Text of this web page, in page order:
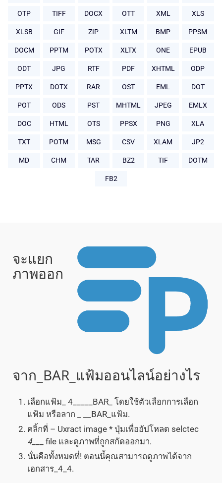
OTP TIFF DOCX OTT XML XLS
XLSB GIF ZIP XLTM BMP PPSM
DOCM PPTM POTX XLTX ONE EPUB
ODT JPG RTF PDF XHTML ODP
PPTX DOTX RAR OST EML DOT
POT ODS PST MHTML JPEG EMLX
DOC HTML OTS PPSX PNG XLA
TXT POTM MSG CSV XLAM JP2
MD CHM TAR BZ2 TIF DOTM
FB2
จะแยก
ภาพออก
จาก_BAR_แฟ้มออนไลน์อย่างไร
เลือกแฟ้ม_ 4_____BAR_ โดยใช้ตัวเลือกการเลือก
แฟ้ม หรือลาก _ __BAR_แฟ้ม.
คลิ้กที่ – Uxract image * ปุ่มเพื่ออัปโหลด selctec
4___ file และดูภาพที่ถูกสกัดออกมา.
นั่นคือทั้งหมดที่! ตอนนี้คุณสามารถดูภาพได้จาก
เอกสาร_4_4.